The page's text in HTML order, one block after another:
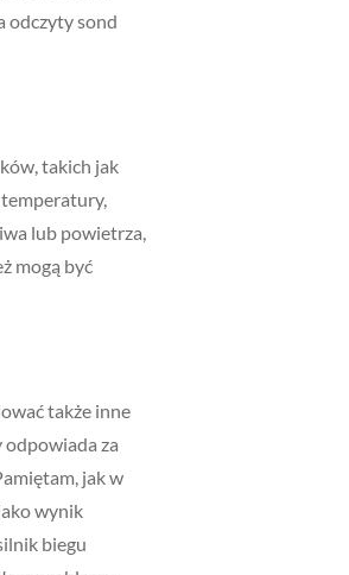
odczyty sond
takich jak
lub powietrza,
mogą być
także inne
odpowiada za
jak w
wynik
biegu